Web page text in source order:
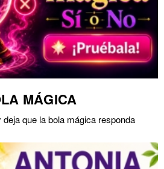
MÁGICA
que la bola mágica responda